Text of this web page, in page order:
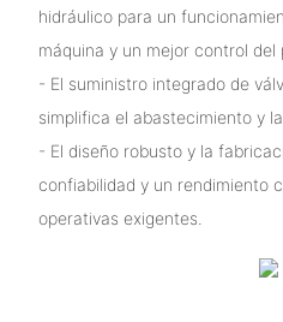
hidráulico para un
máquina y un mejor control del
- El suministro integrado de
simplifica el abastecimiento y
- El diseño robusto y la
confiabilidad y un rendimiento
operativas exigentes.